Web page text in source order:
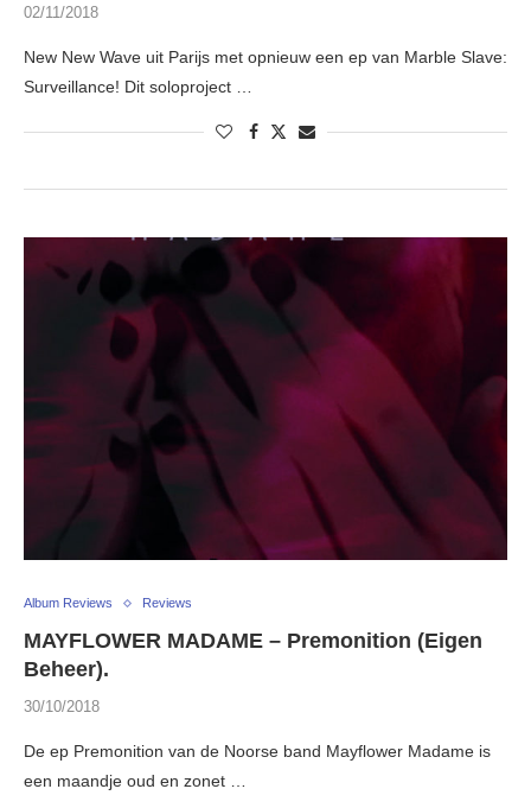
02/11/2018
New New Wave uit Parijs met opnieuw een ep van Marble Slave:
Surveillance! Dit soloproject …
Album Reviews Reviews
MAYFLOWER MADAME – Premonition (Eigen
Beheer).
30/10/2018
De ep Premonition van de Noorse band Mayflower Madame is
een maandje oud en zonet …